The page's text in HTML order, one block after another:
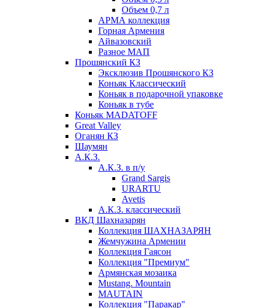
Объем 0,7 л
АРМА коллекция
Горная Армения
Айвазовский
Разное МАП
Прошянский КЗ
Эксклюзив Прошянского КЗ
Коньяк Классический
Коньяк в подарочной упаковке
Коньяк в тубе
Коньяк MADATOFF
Great Valley
Оганян КЗ
Шаумян
А.К.З.
А.К.З. в п/у
Grand Sargis
URARTU
Avetis
А.К.З. классический
ВКД Шахназарян
Коллекция ШАХНАЗАРЯН
Жемчужина Армении
Коллекция Гаясон
Коллекция "Премиум"
Армянская мозаика
Mustang. Mountain
MAUTAIN
Коллекция "Паракар"